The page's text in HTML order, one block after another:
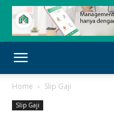
Home Slip Gaji
Slip Gaji